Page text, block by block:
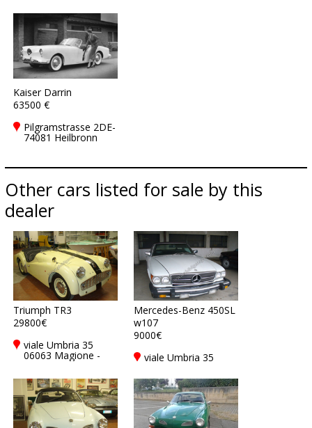
Kaiser Darrin
63500 €
Pilgramstrasse 2DE-
74081 Heilbronn
Other cars listed for sale by this
dealer
Triumph TR3
29800€
viale Umbria 35
06063 Magione -
Perugia - PG, Italy
Mercedes-Benz 450SL
w107
9000€
viale Umbria 35
Perugia - PG, Italy